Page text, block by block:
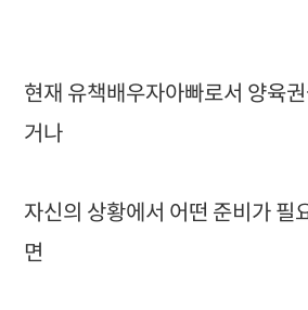
현재 유책배우자아빠로서 양육
거나
자신의 상황에서 어떤 준비가 필
면